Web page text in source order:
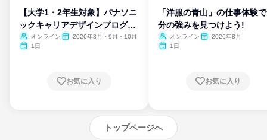
【大学1・2年生対象】パナソニ
ックキャリアデザインプログラ
ム
オンライン
2026年8月・9月・10月
1日
お気に入り
「洋服の青山」の仕事体験
分の強みを見つけよう!
オンライン
2026年8月
1日
お気に入り
トップページへ